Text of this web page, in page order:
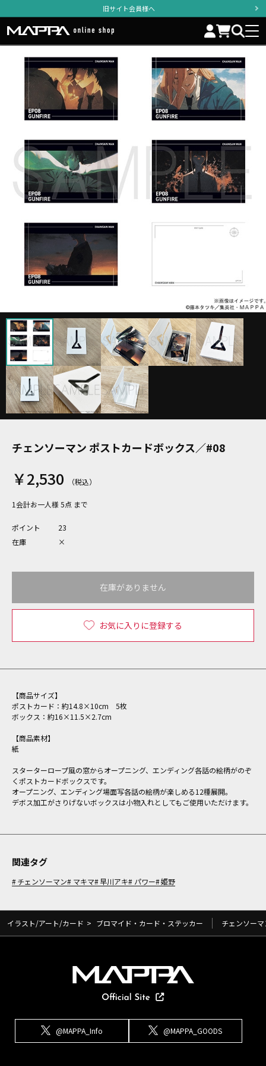
旧サイト会員様へ
チェンソーマン ポストカードボックス／#08
￥2,530
1会計お一人様 5点 まで
ポイント
23
在庫
×
お気に入りに登録する
在庫がありません
【商品サイズ】
ポストカード：約14.8×10cm 5枚
ボックス：約16×11.5×2.7cm
【商品素材】
紙
スターターロープ風の窓からオープニング、エンディング各話の絵柄がのぞ
くポストカードボックスです。
オープニング、エンディング場面写各話の絵柄が楽しめる12種展開。
デボス加工がさりげないボックスは小物入れとしてもご使用いただけます。
関連タグ
チェンソーマン マキマ 早川アキ パワー 姫野
イラスト/アート/カード > ブロマイド・カード・ステッカー チェンソーマ
@MAPPA_Info @MAPPA_GOODS